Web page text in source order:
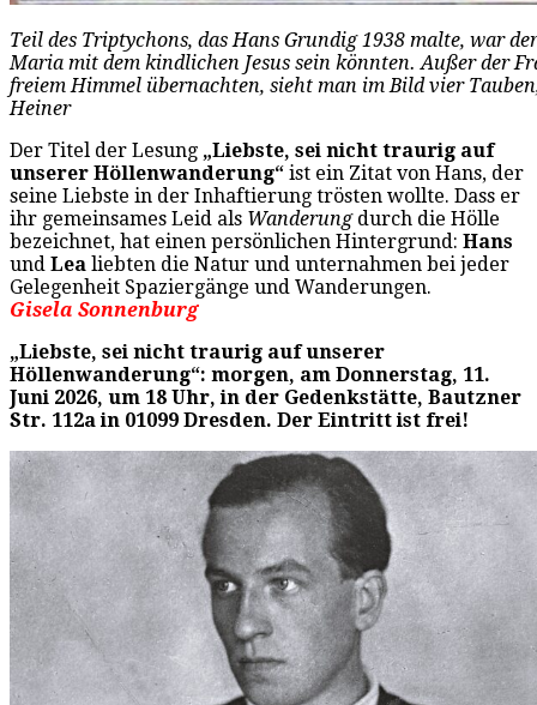
Teil des Triptychons, das Hans Grundig 1938 malte, war
Maria mit dem kindlichen Jesus sein könnten. Außer der
freiem Himmel übernachten, sieht man im Bild vier
Heiner
Der Titel der Lesung „Liebste, sei nicht traurig auf
unserer Höllenwanderung“ ist ein Zitat von Hans, der
seine Liebste in der Inhaftierung trösten wollte. Dass er
ihr gemeinsames Leid als Wanderungdurch die Hölle
bezeichnet, hat einen persönlichen Hintergrund: Hans
und Lea liebten die Natur und unternahmen bei jeder
Gelegenheit Spaziergänge und Wanderungen.
Gisela Sonnenburg
„Liebste, sei nicht traurig auf unserer
Höllenwanderung“: morgen, am Donnerstag, 11.
Juni 2026, um 18 Uhr, in der Gedenkstätte, Bautzner
Str. 112a in 01099 Dresden. Der Eintritt ist frei!